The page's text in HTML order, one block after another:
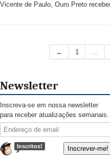
Vicente de Paulo, Ouro Preto
← 1 …
Newsletter
Inscreva-se em nossa newsletter
para receber atualizações semanais.
Inscritos!